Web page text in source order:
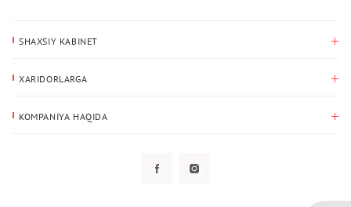
SHAXSIY KABINET
Yetkazib berish manzili
XARIDORLARGA
KOMPANIYA HAQIDA